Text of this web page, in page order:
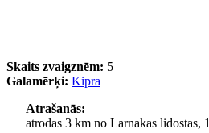
Skaits zvaigznēm: 5
Galamērķi: Kipra
Atrašanās:
atrodas 3 km no Larnakas lidostas,